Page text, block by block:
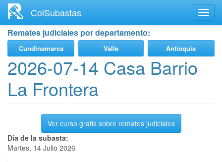
contenido
principal
ColSubastas
Remates judiciales por departamento:
Cundinamarca Valle Antioquia
2026-07-14 Casa Barrio
La Frontera
Ver curso gratis sobre remates judiciales
Día de la subasta:
Martes, 14 Julio 2026